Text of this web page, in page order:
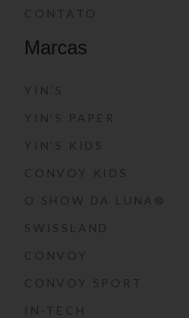
CONTATO
Marcas
YIN’S
YIN’S PAPER
YIN’S KIDS
CONVOY KIDS
O SHOW DA LUNA®
SWISSLAND
CONVOY
CONVOY SPORT
IN-TECH